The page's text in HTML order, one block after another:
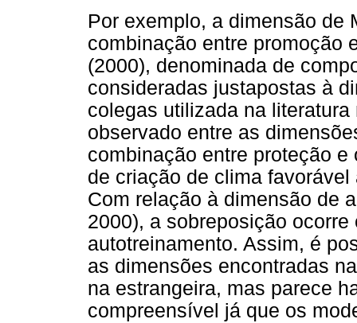
Por exemplo, a dimensão de
combinação entre promoção
(2000), denominada de
consideradas justapostas à
colegas utilizada na
observado entre as
combinação entre proteção
de criação de clima
Com relação à dimensão de
2000), a sobreposição
autotreinamento. Assim, é
as dimensões encontradas
na estrangeira, mas parece
compreensível já que os